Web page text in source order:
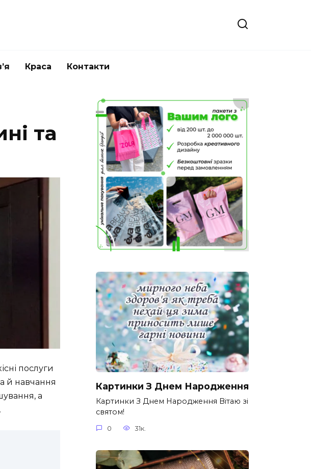
Краса Контакти
та
послуги
й навчання
а
Картинки З Днем Народження
Картинки З Днем Народження Вітаю зі
святом!
0 31к.